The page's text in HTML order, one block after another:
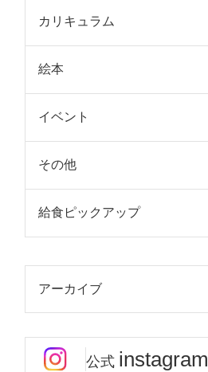
カリキュラム
絵本
イベント
その他
給食ピックアップ
アーカイブ
公式 instagram